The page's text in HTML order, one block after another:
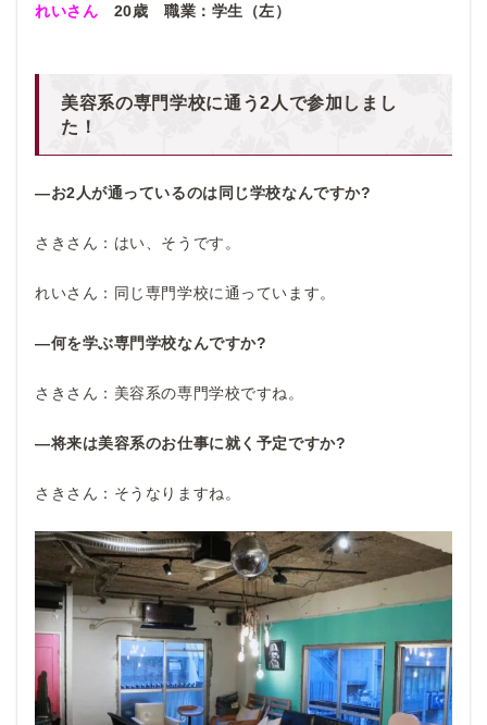
れいさん 20歳 職業：学生（左）
美容系の専門学校に通う2人で参加しまし
た！
―お2 人が通っているのは同じ学校なんですか?
さきさん：はい、そうです。
れいさん：同じ専門学校に通っています。
―何を学ぶ専門学校なんですか?
さきさん：美容系の専門学校ですね。
―将来は美容系のお仕事に就く予定ですか?
さきさん：そうなりますね。